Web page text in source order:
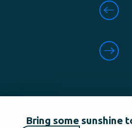
Bring some sunshine